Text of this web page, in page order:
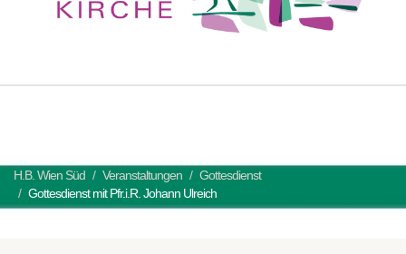
H.B. Wien Süd Veranstaltungen
Gottesdienst
Gottesdienst mit Pfr.i.R. Johann Ulreich